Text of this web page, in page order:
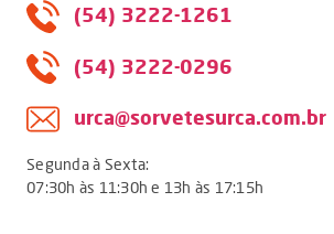
(54) 3222-1261
(54) 3222-0296
urca@sorvetesurca.com.br
Segunda à Sexta:
07:30h às 11:30h e 13h às 17:15h